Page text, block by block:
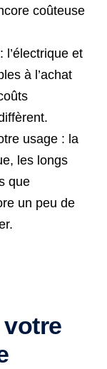
coûteuse
l’électrique et
à l’achat
usage : la
les longs
que
un peu de